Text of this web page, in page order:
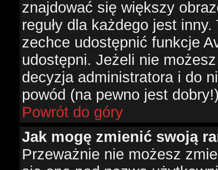
znajdować się większy
reguły dla każdego jest
zechce udostępnić funkcje
udostępni. Jeżeli nie
decyzja administratora i do
powód (na pewno jest
Powrót do góry
Jak mogę zmienić swoją
Przeważnie nie możesz